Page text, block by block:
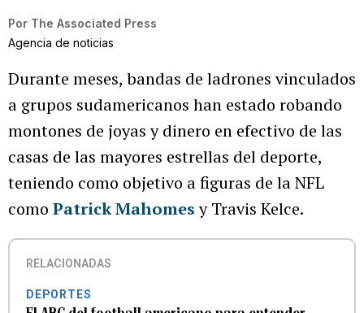
Por The Associated Press
Agencia de noticias
Durante meses, bandas de ladrones vinculados
a grupos sudamericanos han estado robando
montones de joyas y dinero en efectivo de las
casas de las mayores estrellas del deporte,
teniendo como objetivo a figuras de la NFL
como Patrick Mahomesy Travis Kelce.
RELACIONADAS
DEPORTES